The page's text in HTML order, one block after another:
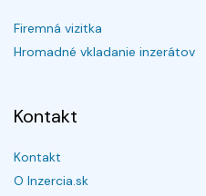
Firemná vizitka
Hromadné vkladanie inzerátov
Kontakt
Kontakt
O Inzercia.sk